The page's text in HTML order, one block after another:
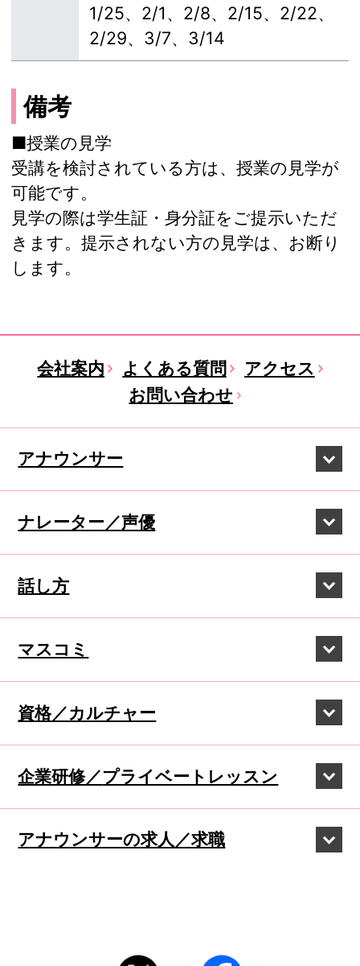
1/25、2/1、2/8、2/15、2/22、
2/29、3/7、3/14
備考
■授業の見学
受講を検討されている方は、授業の見学が
可能です。
見学の際は学生証・身分証をご提示いただ
きます。提示されない方の見学は、お断り
します。
会社案内 よくある質問
アクセス
お問い合わせ
アナウンサー
ナレーター／声優
話し方
マスコミ
資格／カルチャー
企業研修／プライベートレッスン
アナウンサーの求人／求職